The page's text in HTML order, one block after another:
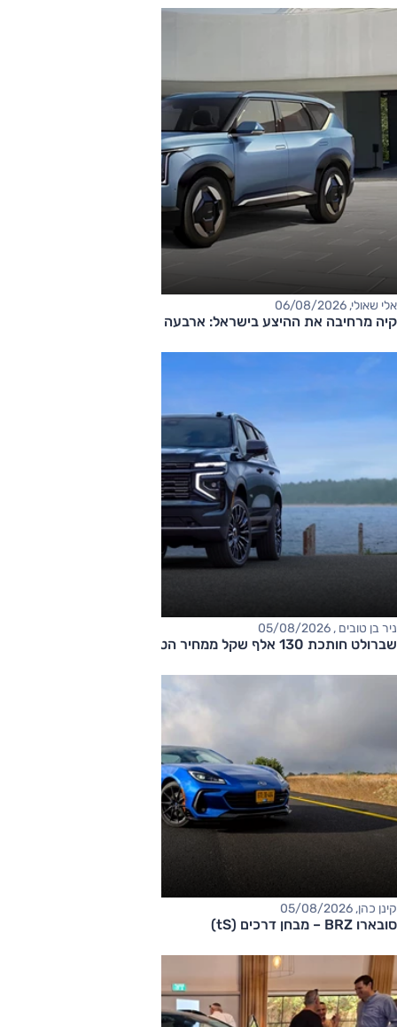
אלי שאולי, 06/08/2026
קיה מרחיבה את ההיצע בישראל: ארבעה דגמים חדשים בדרך
ניר בן טובים , 05/08/2026
שברולט חותכת 130 אלף שקל ממחיר הטאהו
קינן כהן, 05/08/2026
סובארו BRZ – מבחן דרכים (tS)